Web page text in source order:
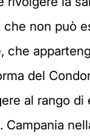
non può
che
del
al rango
Campania